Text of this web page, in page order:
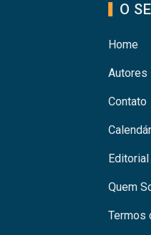
O
Home
Autores
Contato
Editorial
Quem
Termos